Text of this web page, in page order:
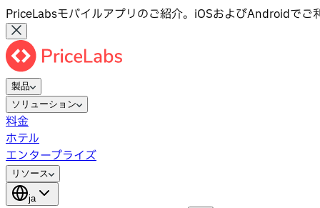
PriceLabsモバイルアプリのご紹介。iOSおよびAndroidでご
製品
ソリューション
料金
ホテル
エンタープライズ
リソース
ja